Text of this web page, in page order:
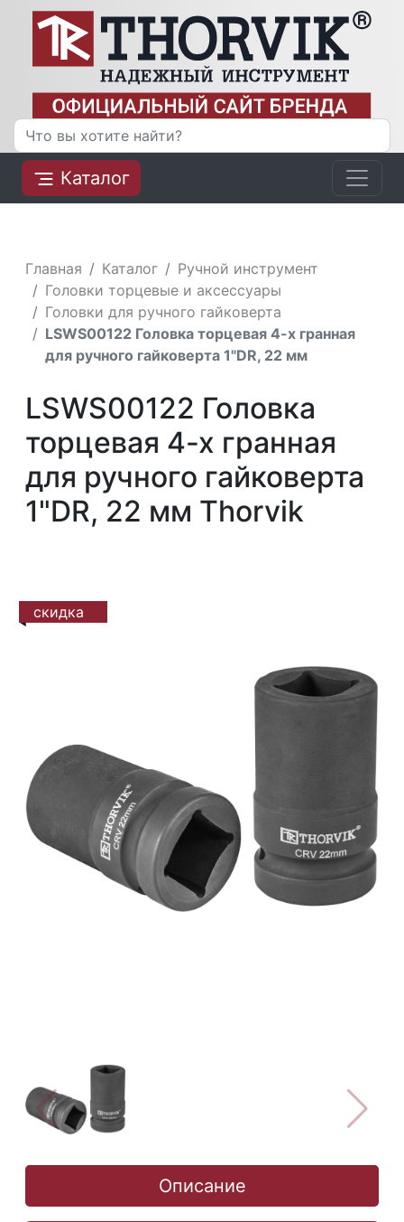
Каталог
Главная Каталог
Ручной инструмент
Головки торцевые и аксессуары
Головки для ручного гайковерта
LSWS00122 Головка торцевая 4-х гранная
для ручного гайковерта 1"DR, 22 мм
LSWS00122 Головка
торцевая 4-х гранная
для ручного гайковерта
1"DR, 22 мм Thorvik
скидка
Описание